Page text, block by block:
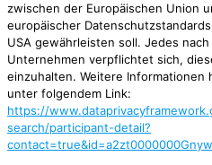
zwischen der Europäischen Union
europäischer
USA gewährleisten soll. Jedes
Unternehmen verpflichtet sich,
einzuhalten. Weitere Informationen
unter folgendem Link:
https://
search/participant-detail?